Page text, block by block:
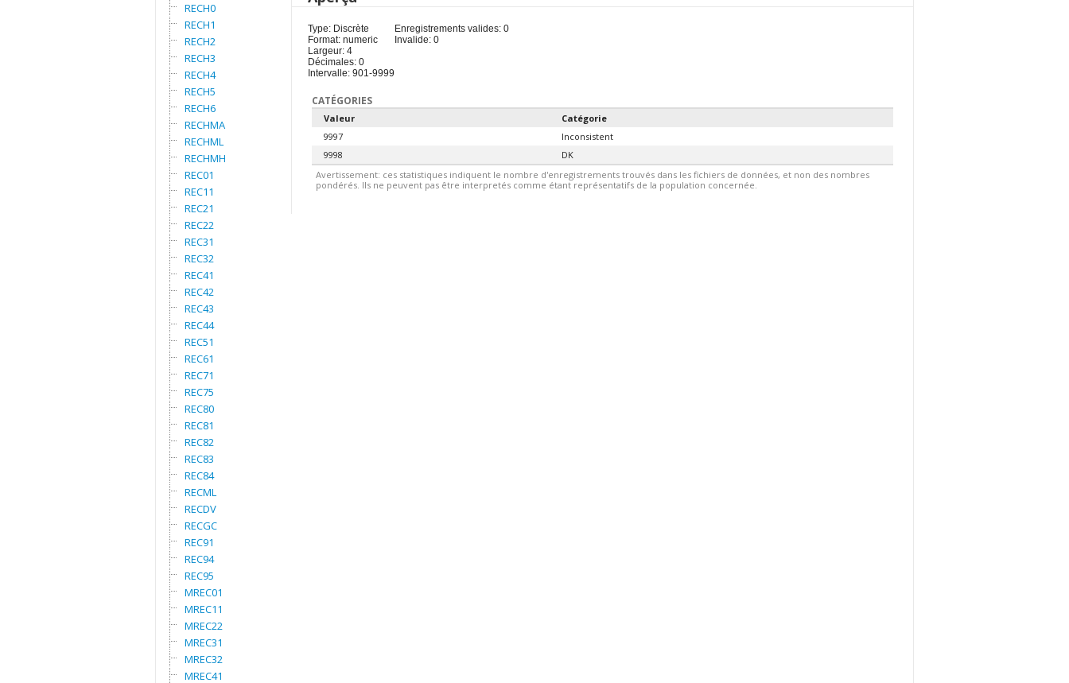
RECH0
RECH1
RECH2
RECH3
RECH4
RECH5
RECH6
RECHMA
RECHML
RECHMH
REC01
REC11
REC21
REC22
REC31
REC32
REC41
REC42
REC43
REC44
REC51
REC61
REC71
REC75
REC80
REC81
REC82
REC83
REC84
RECML
RECDV
RECGC
REC91
REC94
REC95
MREC01
MREC11
MREC22
MREC31
MREC32
MREC41
Type: Discrète
Format: numeric
Largeur: 4
Décimales: 0
Intervalle: 901-9999
Enregistrements valides: 0
Invalide: 0
CATÉGORIES
Valeur
Catégorie
9997
Inconsistent
9998
DK
Avertissement: ces statistiques indiquent le nombre d'enregistrements trouvés dans les fichiers de données, et non des nombres
pondérés. Ils ne peuvent pas être interpretés comme étant représentatifs de la population concernée.